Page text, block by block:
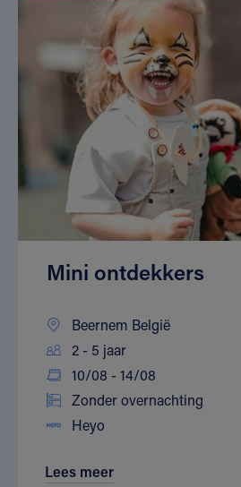
Mini ontdekkers
Beernem België
2 - 5 jaar
10/08 - 14/08
Zonder overnachting
Heyo
Lees meer